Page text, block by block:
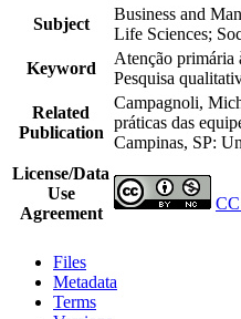
Subject
Business and
Life Sciences;
Keyword
Atenção primária
Pesquisa
Related
Publication
Campagnoli,
práticas das
Campinas, SP:
License/Data
Use
Agreement
Files
Metadata
Terms